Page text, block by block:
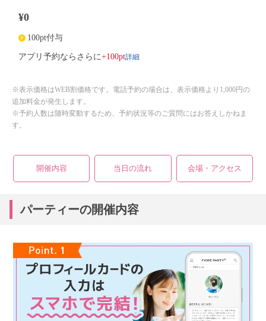
¥0
100pt付与
アプリ予約ならさらに+100pt詳細
※表示価格はWEB割価格です。電話予約の場合は、表示価格より1,000円の
追加料金が発生します。
※予約人数は随時変動するため、予約状況等のご質問にはお答えしかねま
す。
開催内容 当日の流れ 会場・アクセス
パーティーの開催内容